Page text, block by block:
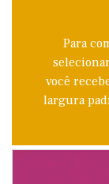
Para
você
largura